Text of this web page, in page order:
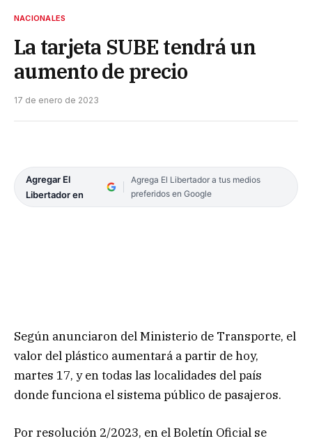
NACIONALES
La tarjeta SUBE tendrá un
aumento de precio
17 de enero de 2023
Agregar El
Libertador en
Agrega El Libertador a tus medios
preferidos en Google
Según anunciaron del Ministerio de Transporte, el
valor del plástico aumentará a partir de hoy,
martes 17, y en todas las localidades del país
donde funciona el sistema público de pasajeros.
Por resolución 2/2023, en el Boletín Oficial se